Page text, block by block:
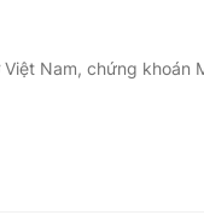
Nam, chứng khoán